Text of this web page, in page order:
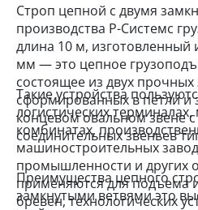
Строп цепной с двумя
производства Р-Системс
длина 10 м,
мм — это цепное
состоящее из двух
сформированных в петли и
концевом овальном звене
соединительных звеньев
Такие устройства
логистических терминалах,
комбинатах,
машиностроительных
промышленности и других
применяются для подъема
бревен, технологических
Преимущества цепного
замкнутыми ветвями это